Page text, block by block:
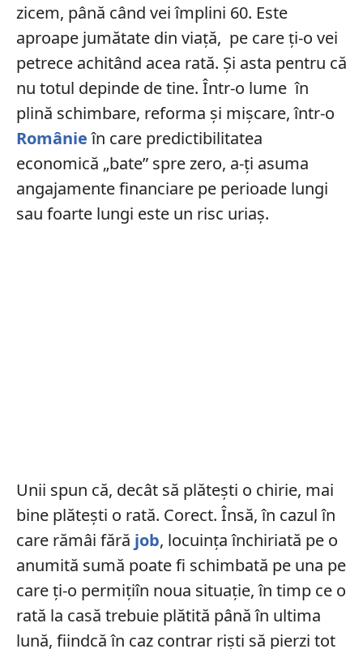
zicem, până când vei împlini 60. Este
aproape jumătate din viaţă, pe care ţi-o vei
petrece achitând acea rată. Și asta pentru că
nu totul depinde de tine. Într-o lume în
plină schimbare, reforma şi mişcare, într-o
Românieîn care predictibilitatea
economică „bate” spre zero, a-ţi asuma
angajamente financiare pe perioade lungi
sau foarte lungi este un risc uriaș.
Unii spun că, decât să plătești o chirie, mai
bine plătești o rată. Corect. Însă, în cazul în
care rămâi fără job, locuinţa închiriată pe o
anumită sumă poate fi schimbată pe una pe
care ţi-o permiţiîn noua situație, în timp ce o
rată la casă trebuie plătită până în ultima
lună, fiindcă în caz contrar rişti să pierzi tot